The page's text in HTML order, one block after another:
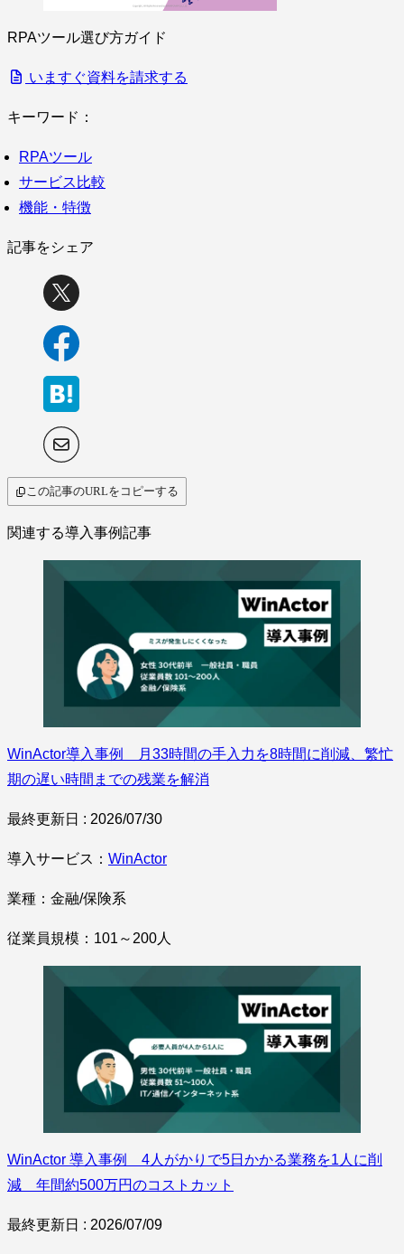
RPAツール選び方ガイド
いますぐ資料を請求する
キーワード：
RPAツール
サービス比較
機能・特徴
記事をシェア
この記事のURLをコピーする
関連する導入事例記事
WinActor導入事例 月33時間の手入力を8時間に削減、繁忙
期の遅い時間までの残業を解消
最終更新日 : 2026/07/30
導入サービス： WinActor
業種：金融/保険系
従業員規模：101～200人
WinActor 導入事例 4人がかりで5日かかる業務を1人に削
減 年間約500万円のコストカット
最終更新日 : 2026/07/09